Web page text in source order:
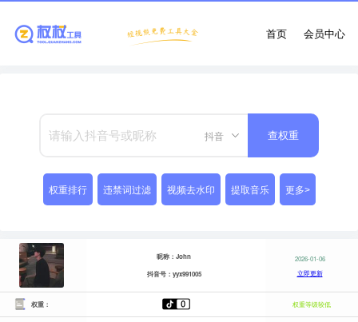
会员中心
首页
抖音 查权重
权重排行 违禁词过滤 视频去水印 提取音乐 更多>
昵称：John
抖音号：yyx991005
2026-01-06
立即更新
权重： 权重等级较低